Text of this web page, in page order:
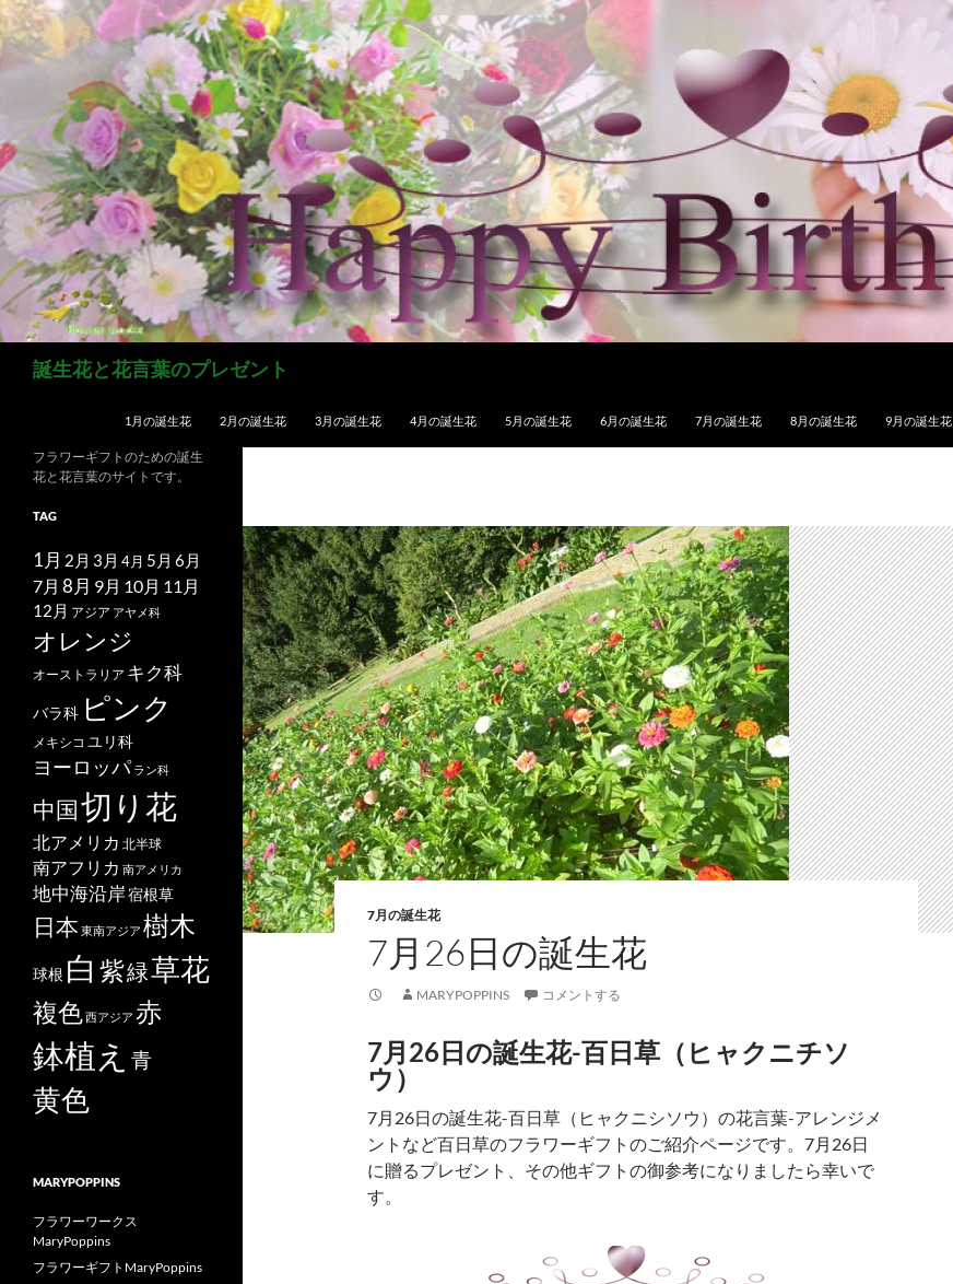
コ
ン
ツ
へ
ス
キ
ッ
プ
誕生花と花言葉のプレゼント
1月の誕生花 2月の誕生花 3月の誕生花 4月の誕生花 5月の誕生花 6月の誕生花 7月の誕生花 8月の誕生花 9月の誕生花
7月の誕生花
7月26日の誕生花
MARYPOPPINS コメントする
7月26日の誕生花-百日草（ヒャクニチソ
ウ）
7月26日の誕生花-百日草（ヒャクニシソウ）の花言葉-アレンジメ
ントなど百日草のフラワーギフトのご紹介ページです。7月26日
に贈るプレゼント、その他ギフトの御参考になりましたら幸いで
す。
フラワーギフトのための誕生
花と花言葉のサイトです。
TAG
1月 2月 3月 4月 5月 6月
7月 8月 9月 10月 11月
12月 アジア アヤメ科
オレンジ
オーストラリア キク科
バラ科 ピンク
メキシコ ユリ科
ヨーロッパ ラン科
中国切り花
北アメリカ 北半球
南アフリカ 南アメリカ
地中海沿岸宿根草
日本 東南アジア 樹木
球根 白 紫緑草花
複色西アジア 赤
鉢植え 青
黄色
MARYPOPPINS
フラワーワークス
MaryPoppins
フラワーギフトMaryPoppins